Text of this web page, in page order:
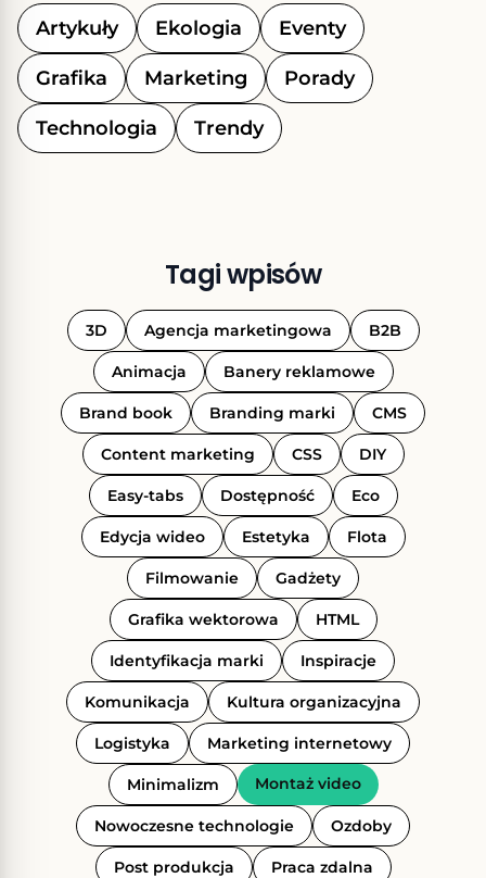
Artykuły Ekologia Eventy
Grafika Marketing Porady
Technologia Trendy
Tagi wpisów
3D Agencja marketingowa B2B
Animacja Banery reklamowe
Brand book Branding marki CMS
Content marketing CSS DIY
Easy-tabs Dostępność Eco
Edycja wideo Estetyka Flota
Filmowanie Gadżety
Grafika wektorowa HTML
Identyfikacja marki Inspiracje
Komunikacja Kultura organizacyjna
Logistyka Marketing internetowy
Minimalizm Montaż video
Nowoczesne technologie Ozdoby
Post produkcja Praca zdalna